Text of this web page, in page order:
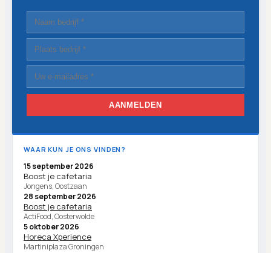
AANMELDEN
WAAR KUN JE ONS VINDEN?
15 september 2026
Boost je cafetaria
Jongens, Oostzaan
28 september 2026
Boost je cafetaria
ActiFood, Oosterwolde
5 oktober 2026
Horeca Xperience
Martiniplaza Groningen